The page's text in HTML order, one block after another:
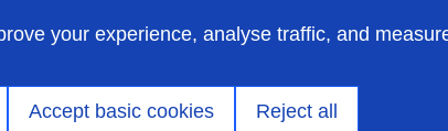
your experience, analyse traffic, and
Accept basic cookies Reject all
品 アプリケーションエンジニアリング